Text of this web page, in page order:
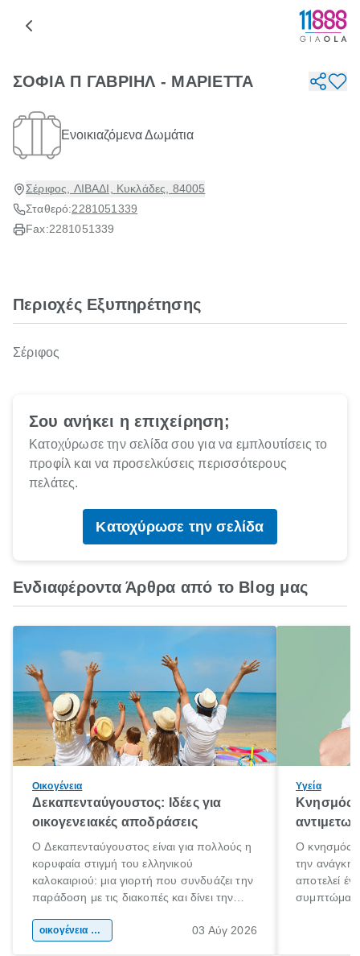
ΣΟΦΙΑ Π ΓΑΒΡΙΗΛ - ΜΑΡΙΕΤΤΑ
Ενοικιαζόμενα Δωμάτια
Σέριφος, ΛΙΒΑΔΙ, Κυκλάδες, 84005
Σταθερό:2281051339
Fax:2281051339
Περιοχές Εξυπηρέτησης
Σέριφος
Σου ανήκει η επιχείρηση;
Κατοχύρωσε την σελίδα σου για να εμπλουτίσεις το
προφίλ και να προσελκύσεις περισσότερους
πελάτες.
Κατοχύρωσε την σελίδα
Ενδιαφέροντα Άρθρα από το Blog μας
Οικογένεια
Δεκαπενταύγουστος: Ιδέες για
οικογενειακές αποδράσεις
Ο Δεκαπενταύγουστος είναι για πολλούς η
κορυφαία στιγμή του ελληνικού
καλοκαιριού: μια γιορτή που συνδυάζει την
παράδοση με τις διακοπές και δίνει την
χώρας. Είτε πρόκειται για λίγες μέρες
οικογένεια & παιδί 03 Αύγ 2026
Υγεία
Κνησμός:
Ο κνησμός
την ανάγκη
αποτελεί